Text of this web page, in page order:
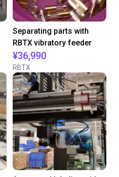
Separating parts with
RBTX vibratory feeder
¥36,990
RBTX